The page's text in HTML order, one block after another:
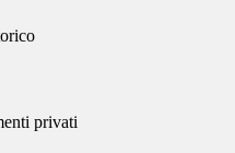
privati